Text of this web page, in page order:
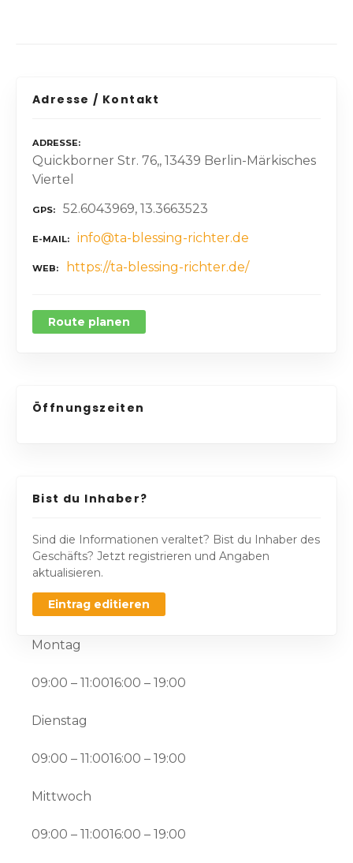
Adresse / Kontakt
ADRESSE
Quickborner Str. 76,, 13439 Berlin-Märkisches
Viertel
GPS 52.6043969, 13.3663523
E-MAIL info@ta-blessing-richter.de
WEB https://ta-blessing-richter.de/
Route planen
Öffnungszeiten
Bist du Inhaber?
Sind die Informationen veraltet? Bist du Inhaber des
Geschäfts? Jetzt registrieren und Angaben
aktualisieren.
Eintrag editieren
Montag
09:00 – 11:0016:00 – 19:00
Dienstag
09:00 – 11:0016:00 – 19:00
Mittwoch
09:00 – 11:0016:00 – 19:00